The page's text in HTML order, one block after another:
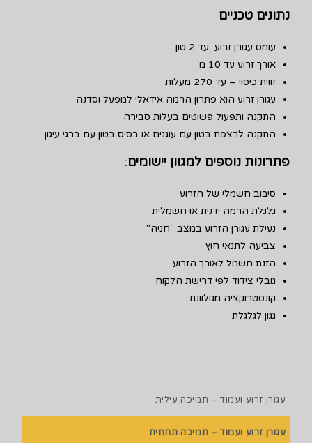
עגורן זרוע ועמוד – תמיכה עילית
עגורן זרוע ועמוד – תמיכה תחתית
נתונים טכניים
עומס עגורן זרוע עד 2 טון
אורך זרוע עד 10 מ'
זווית כיסוי – עד 270 מעלות
עגורן זרוע הוא פתרון הרמה אידאלי למפעל וסדנה
התקנה ותפעול פשוטים בעלות סבירה
התקנה לרצפת בטון עם עוגנים או בסיס בטון עם ברגי עיגון
פתרונות נוספים למגוון יישומים:
סיבוב חשמלי של הזרוע
גלגלת הרמה ידנית או חשמלית
נעילת עגורן הזרוע במצב "חניה"
צביעה לתנאי חוץ
הזנת חשמל לאורך הזרוע
גובלי צידוד לפי דרישת הלקוח
קונסטרוקציה מגולוונת
גגון לגלגלת